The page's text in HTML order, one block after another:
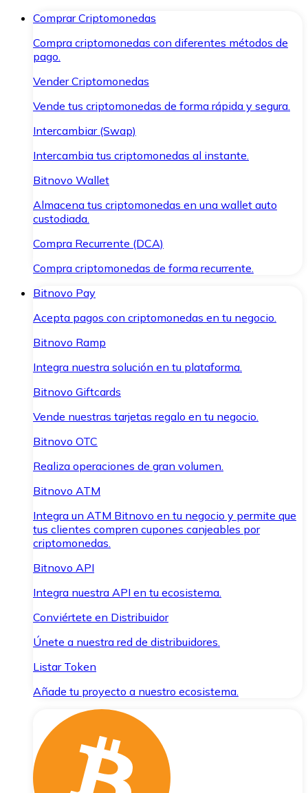
Comprar Criptomonedas
Compra criptomonedas con diferentes métodos de
pago.
Vender Criptomonedas
Vende tus criptomonedas de forma rápida y segura.
Intercambiar (Swap)
Intercambia tus criptomonedas al instante.
Bitnovo Wallet
Almacena tus criptomonedas en una wallet auto
custodiada.
Compra Recurrente (DCA)
Compra criptomonedas de forma recurrente.
Bitnovo Pay
Acepta pagos con criptomonedas en tu negocio.
Bitnovo Ramp
Integra nuestra solución en tu plataforma.
Bitnovo Giftcards
Vende nuestras tarjetas regalo en tu negocio.
Bitnovo OTC
Realiza operaciones de gran volumen.
Bitnovo ATM
Integra un ATM Bitnovo en tu negocio y permite que
tus clientes compren cupones canjeables por
criptomonedas.
Bitnovo API
Integra nuestra API en tu ecosistema.
Conviértete en Distribuidor
Únete a nuestra red de distribuidores.
Listar Token
Añade tu proyecto a nuestro ecosistema.